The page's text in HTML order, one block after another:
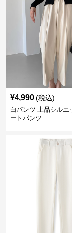
¥4,990 (税込)
白パンツ 上品シルエ
ートパンツ